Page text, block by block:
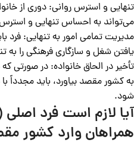
تنهایی و استرس روانی: دوری از
می‌تواند به احساس تنهایی و
مدیریت تمامی امور به تنهایی: فرد
یافتن شغل و سازگاری فرهنگی را به
تأخیر در الحاق خانواده: در صورتی
به کشور مقصد بیاورد، باید مجدداً
شود.
همراهان وارد کشور